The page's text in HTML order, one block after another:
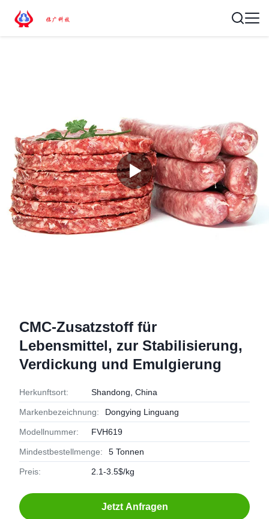
CMC-Zusatzstoff für
Lebensmittel, zur Stabilisierung,
Verdickung und Emulgierung
Herkunftsort: Shandong, China
Markenbezeichnung: Dongying Linguang
Modellnummer: FVH619
Mindestbestellmenge: 5 Tonnen
Preis: 2.1-3.5$/kg
Jetzt Anfragen